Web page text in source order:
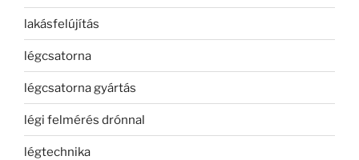
lakásfelújítás
légcsatorna
légcsatorna gyártás
légi felmérés drónnal
légtechnika